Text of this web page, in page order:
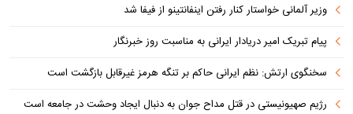
وزیر آلمانی خواستار کنار رفتن اینفانتینو از فیفا شد
پیام تبریک امیر دریادار ایرانی به مناسبت روز خبرنگار
سخنگوی ارتش: نظم ایرانی حاکم بر تنگه هرمز غیرقابل بازگشت است
رژیم صهیونیستی در قتل مداح جوان به دنبال ایجاد وحشت در جامعه است